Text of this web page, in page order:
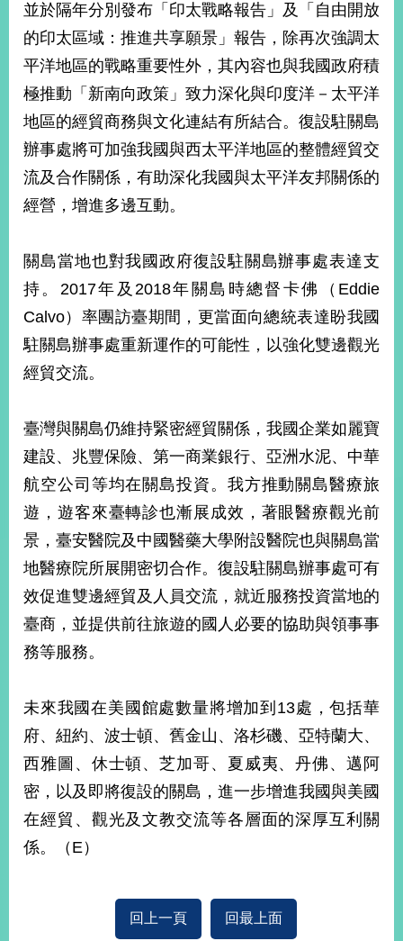
首
頁
網
站
導
覽
關
於
本
新
聞
中
交
資
國
地
區
國
際
播
政
府
資
訊
公
為
民
服
務
本
部
相
並於隔年分別發布「印太戰略報告」及「自由開放
的印太區域：推進共享願景」報告，除再次強調太
平洋地區的戰略重要性外，其內容也與我國政府積
極推動「新南向政策」致力深化與印度洋－太平洋
地區的經貿商務與文化連結有所結合。復設駐關島
辦事處將可加強我國與西太平洋地區的整體經貿交
流及合作關係，有助深化我國與太平洋友邦關係的
經營，增進多邊互動。
關島當地也對我國政府復設駐關島辦事處表達支
持。2017年及2018年關島時總督卡佛（Eddie
Calvo）率團訪臺期間，更當面向總統表達盼我國
駐關島辦事處重新運作的可能性，以強化雙邊觀光
經貿交流。
臺灣與關島仍維持緊密經貿關係，我國企業如麗寶
建設、兆豐保險、第一商業銀行、亞洲水泥、中華
航空公司等均在關島投資。我方推動關島醫療旅
遊，遊客來臺轉診也漸展成效，著眼醫療觀光前
景，臺安醫院及中國醫藥大學附設醫院也與關島當
地醫療院所展開密切合作。復設駐關島辦事處可有
效促進雙邊經貿及人員交流，就近服務投資當地的
臺商，並提供前往旅遊的國人必要的協助與領事事
務等服務。
未來我國在美國館處數量將增加到13處，包括華
府、紐約、波士頓、舊金山、洛杉磯、亞特蘭大、
西雅圖、休士頓、芝加哥、夏威夷、丹佛、邁阿
密，以及即將復設的關島，進一步增進我國與美國
在經貿、觀光及文教交流等各層面的深厚互利關
係。（E）
回上一頁 回最上面